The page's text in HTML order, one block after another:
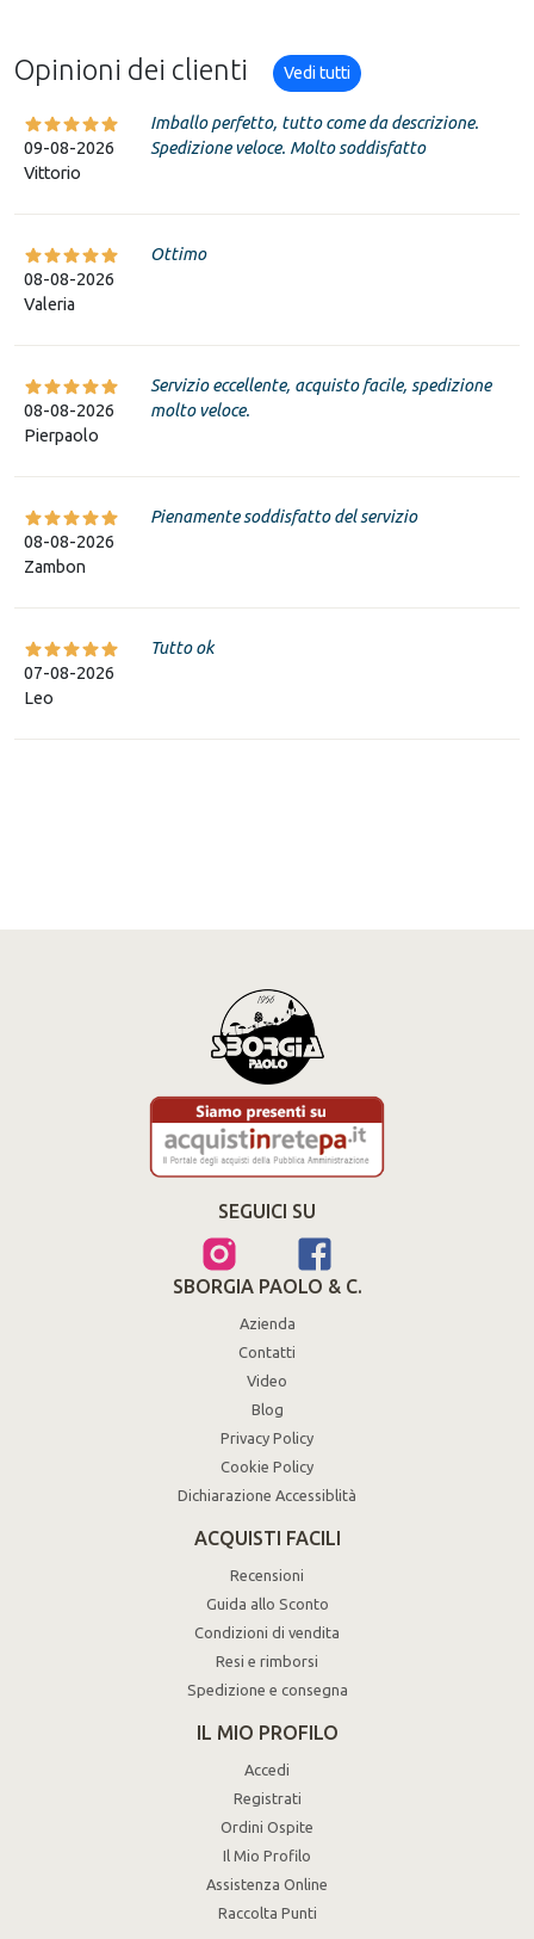
Opinioni dei clienti Vedi tutti
09-08-2026
Vittorio
Imballo perfetto, tutto come da descrizione.
Spedizione veloce. Molto soddisfatto
08-08-2026
Valeria
Ottimo
08-08-2026
Pierpaolo
Servizio eccellente, acquisto facile, spedizione
molto veloce.
08-08-2026
Zambon
Pienamente soddisfatto del servizio
07-08-2026
Leo
Tutto ok
SEGUICI SU
SBORGIA PAOLO & C.
Azienda
Contatti
Video
Blog
Privacy Policy
Cookie Policy
Dichiarazione Accessiblità
ACQUISTI FACILI
Recensioni
Guida allo Sconto
Condizioni di vendita
Resi e rimborsi
Spedizione e consegna
IL MIO PROFILO
Accedi
Registrati
Ordini Ospite
Il Mio Profilo
Assistenza Online
Raccolta Punti